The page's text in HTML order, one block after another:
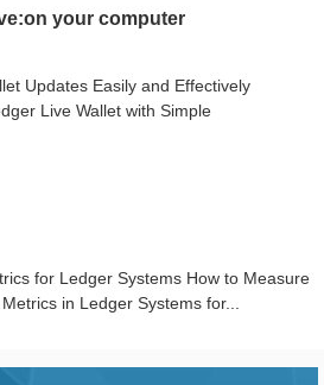
your computer
Updates Easily and Effectively
Live Wallet with Simple
for Ledger Systems How to Measure
in Ledger Systems for...